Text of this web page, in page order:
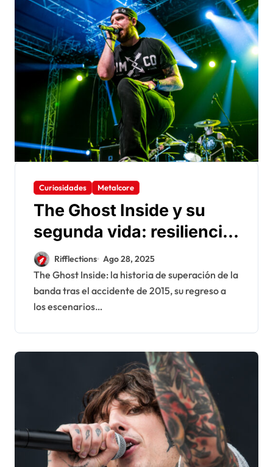
Curiosidades Metalcore
The Ghost Inside y su
segunda vida: resiliencia
en estado puro
Rifflections Ago 28, 2025
The Ghost Inside: la historia de superación de la
banda tras el accidente de 2015, su regreso a
los escenarios…